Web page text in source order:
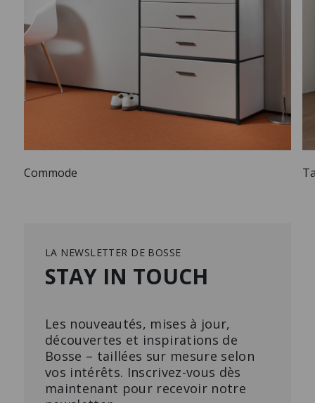
Commode
LA NEWSLETTER DE BOSSE
STAY IN TOUCH
Les nouveautés, mises à jour,
découvertes et inspirations de
Bosse – taillées sur mesure selon
vos intérêts. Inscrivez-vous dès
maintenant pour recevoir notre